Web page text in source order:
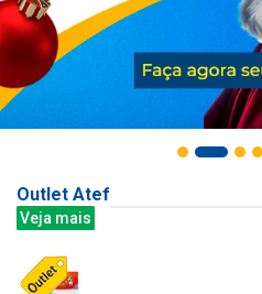
Outlet Atef
Veja mais